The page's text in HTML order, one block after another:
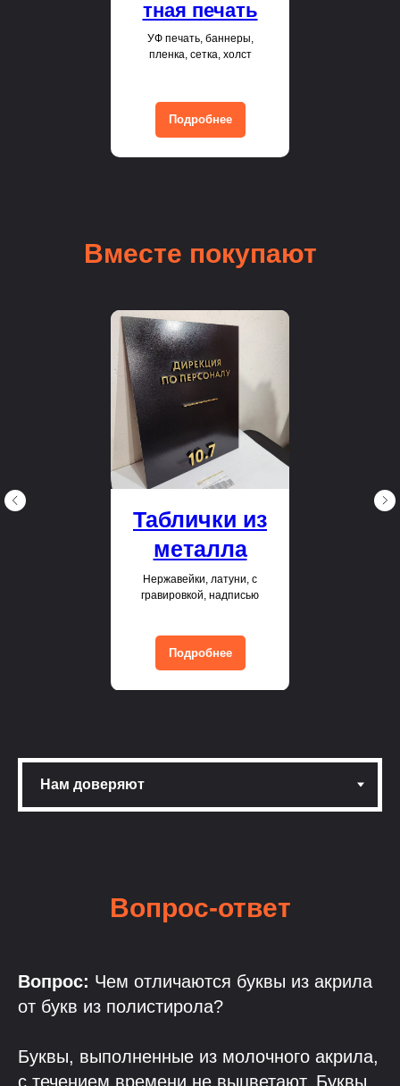
тная печать
УФ печать, баннеры,
пленка, сетка, холст
Подробнее
Вместе покупают
Таблички из
металла
Нержавейки, латуни, с
гравировкой, надписью
Подробнее
Вопрос-ответ
Вопрос: Чем отличаются буквы из акрила
от букв из полистирола?
Буквы, выполненные из молочного акрила,
с течением времени не выцветают. Буквы